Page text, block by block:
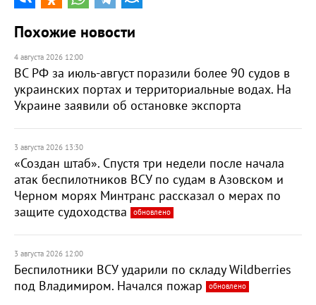
Похожие новости
4 августа 2026 12:00
ВС РФ за июль-август поразили более 90 судов в
украинских портах и территориальные водах. На
Украине заявили об остановке экспорта
3 августа 2026 13:30
«Создан штаб». Спустя три недели после начала
атак беспилотников ВСУ по судам в Азовском и
Черном морях Минтранс рассказал о мерах по
защите судоходства
обновлено
3 августа 2026 12:00
Беспилотники ВСУ ударили по складу Wildberries
под Владимиром. Начался пожар
обновлено